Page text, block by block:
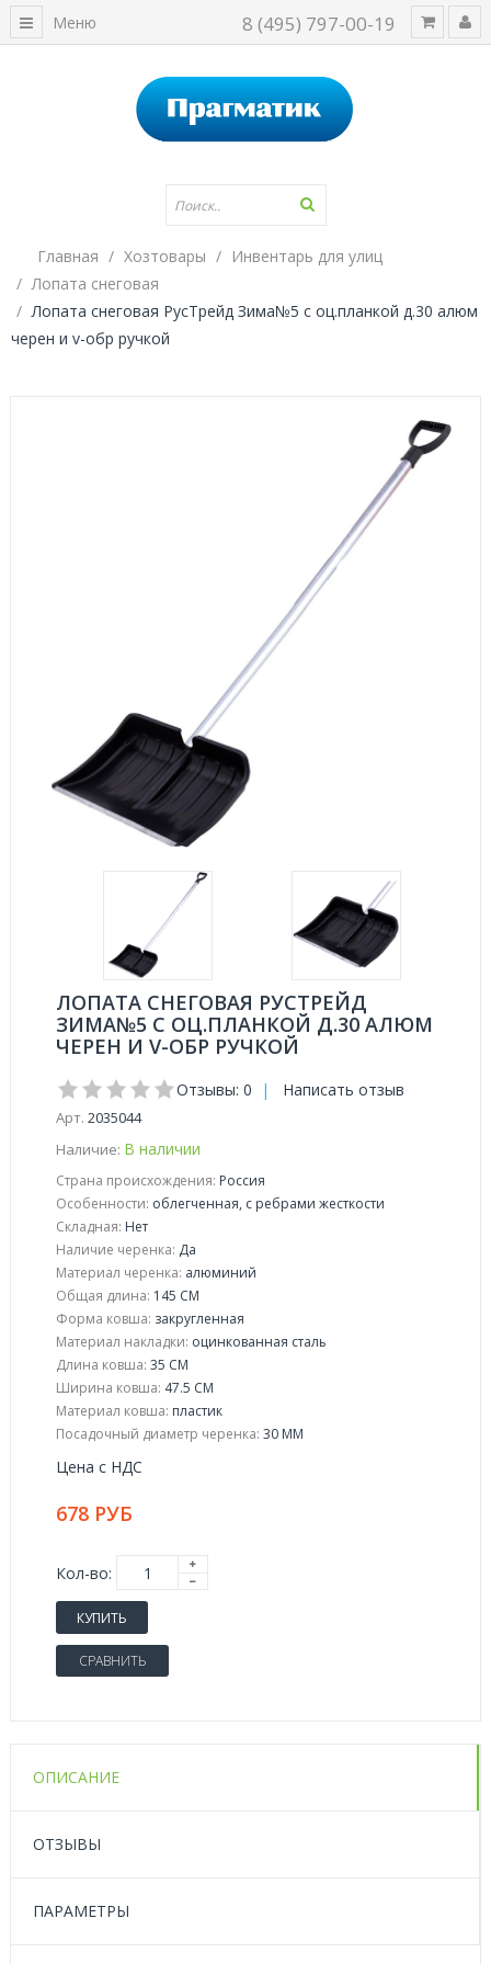
8 (495) 797-00-19
Меню
Главная Хозтовары
Инвентарь для улиц
Лопата снеговая
Лопата снеговая РусТрейд Зима№5 с оц.планкой д.30 алюм
черен и v-обр ручкой
ЛОПАТА СНЕГОВАЯ РУСТРЕЙД
ЗИМА№5 С ОЦ.ПЛАНКОЙ Д.30 АЛЮМ
ЧЕРЕН И V-ОБР РУЧКОЙ
Отзывы: 0 | Написать отзыв
Арт. 2035044
Наличие: В наличии
Страна происхождения: Россия
Особенности: облегченная, с ребрами жесткости
Складная: Нет
Наличие черенка: Да
Материал черенка: алюминий
Общая длина: 145 СМ
Форма ковша: закругленная
Материал накладки: оцинкованная сталь
Длина ковша: 35 СМ
Ширина ковша: 47.5 СМ
Материал ковша: пластик
Посадочный диаметр черенка: 30 ММ
Цена с НДС
678 РУБ
Кол-во:
КУПИТЬ
СРАВНИТЬ
ОПИСАНИЕ
ОТЗЫВЫ
ПАРАМЕТРЫ